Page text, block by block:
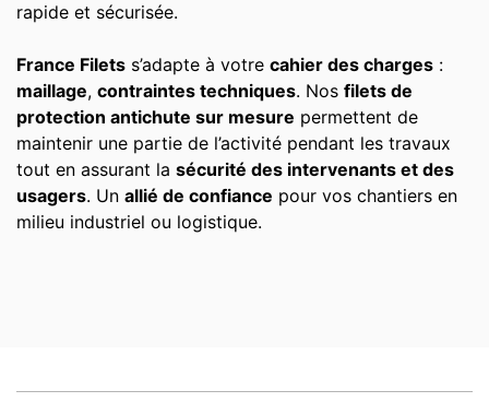
rapide et sécurisée.
France Filets s’adapte à votre cahier des charges :
maillage, contraintes techniques. Nos filets de
protection antichute sur mesure permettent de
maintenir une partie de l’activité pendant les travaux
tout en assurant la sécurité des intervenants et des
usagers. Un allié de confiance pour vos chantiers en
milieu industriel ou logistique.